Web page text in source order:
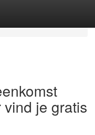
je gratis